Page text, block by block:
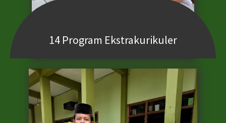
14 Program Ekstrakurikuler